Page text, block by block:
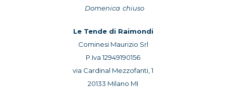
Domenica chiuso
Le Tende di Raimondi
Cominesi Maurizio Srl
P.Iva 12949190156
via Cardinal Mezzofanti, 1
20133 Milano MI